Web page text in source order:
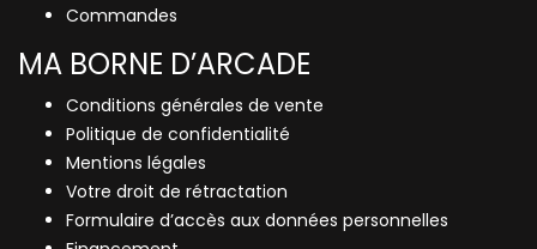
Commandes
MA BORNE D’ARCADE
Conditions générales de vente
Politique de confidentialité
Mentions légales
Votre droit de rétractation
Formulaire d’accès aux données personnelles